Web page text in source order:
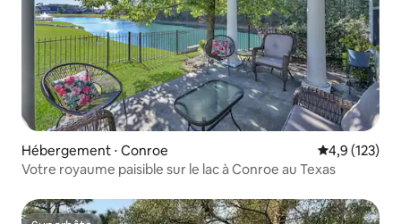
Hébergement ⋅ Conroe Évaluation
4,9 (123)
Votre royaume paisible sur le lac à Conroe au Texas